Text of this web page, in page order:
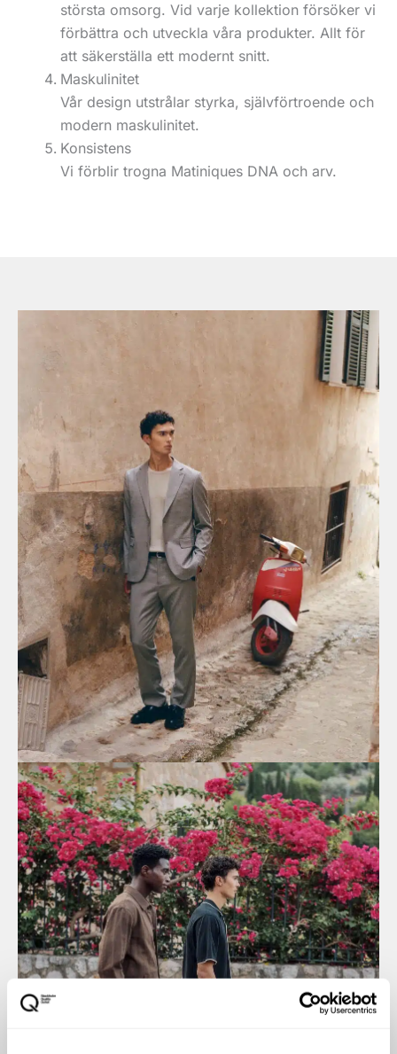
största omsorg. Vid varje kollektion försöker vi
förbättra och utveckla våra produkter. Allt för
att säkerställa ett modernt snitt.
Maskulinitet
Vår design utstrålar styrka, självförtroende och
modern maskulinitet.
Konsistens
Vi förblir trogna Matiniques DNA och arv.